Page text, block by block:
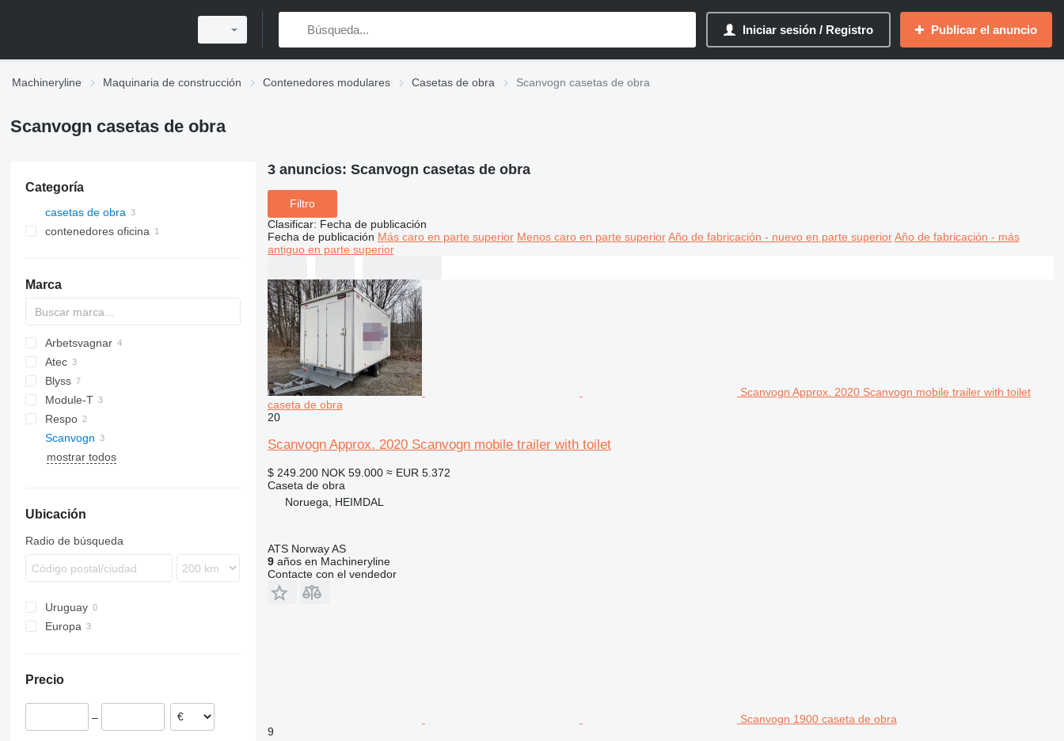
Iniciar sesión / Registro Publicar el anuncio
Machineryline Maquinaria de construcción Contenedores modulares Casetas de obra Scanvogn casetas de obra
Scanvogn casetas de obra
Categoría
casetas de obra
contenedores oficina
Marca
Arbetsvagnar
Atec
Blyss
TF
DRA
Module-T
Respo
Scanvogn
mostrar todos
Ubicación
Radio de búsqueda
Uruguay
Europa
Precio
–
3 anuncios: Scanvogn casetas de obra
Filtro
Clasificar: Fecha de publicación
Fecha de publicación Más caro en parte superior Menos caro en parte superior Año de fabricación - nuevo en parte superior Año de fabricación - más
antiguo en parte superior
Scanvogn Approx. 2020 Scanvogn mobile trailer with toilet
caseta de obra
20
Scanvogn Approx. 2020 Scanvogn mobile trailer with toilet
$ 249.200 NOK 59.000 ≈ EUR 5.372
Caseta de obra
Noruega, HEIMDAL
ATS Norway AS
9años en Machineryline
Contacte con el vendedor
Scanvogn 1900 caseta de obra
9